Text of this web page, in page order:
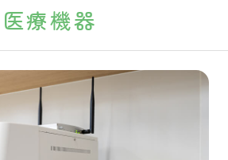
医療機器